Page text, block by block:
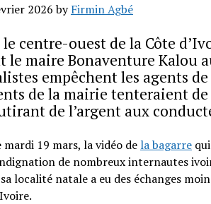
2026 byFirmin Agbé
centre-ouest de la Côte
le maire Bonaventure Kalou
empêchent les agents
de la mairie tenteraient
de l’argent aux
19 mars, la vidéo de la bagarrequi
de nombreux internautes
localité natale a eu des échanges